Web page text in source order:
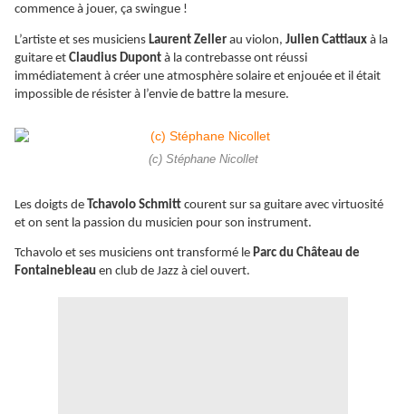
commence à jouer, ça swingue !
L’artiste et ses musiciens Laurent Zeller au violon, Julien Cattiaux à la
guitare et Claudius Dupont à la contrebasse ont réussi
immédiatement à créer une atmosphère solaire et enjouée et il était
impossible de résister à l’envie de battre la mesure.
(c) Stéphane Nicollet
Les doigts de Tchavolo Schmitt courent sur sa guitare avec virtuosité
et on sent la passion du musicien pour son instrument.
Tchavolo et ses musiciens ont transformé le Parc du Château de
Fontainebleau en club de Jazz à ciel ouvert.